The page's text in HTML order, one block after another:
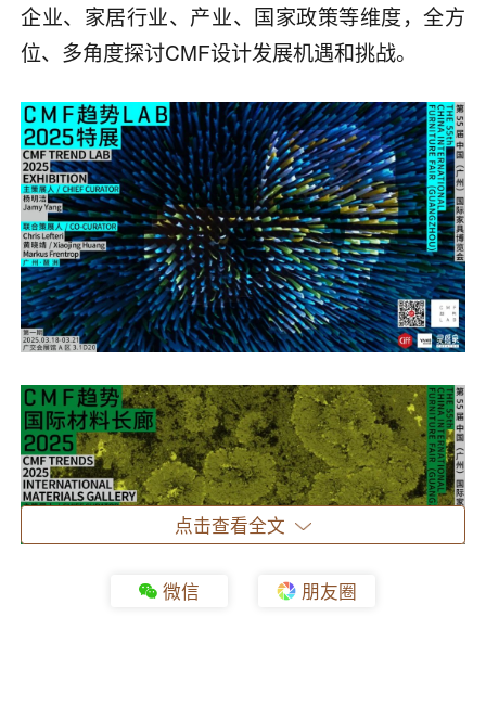
企业、家居行业、产业、国家政策等维度，全方
位、多角度探讨CMF设计发展机遇和挑战。
点击查看全文
微信 朋友圈